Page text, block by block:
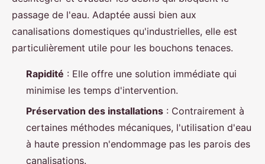
passage de l'eau. Adaptée aussi bien aux
canalisations domestiques qu'industrielles, elle est
particulièrement utile pour les bouchons tenaces.
Rapidité : Elle offre une solution immédiate qui
minimise les temps d'intervention.
Préservation des installations : Contrairement à
certaines méthodes mécaniques, l'utilisation d'eau
à haute pression n'endommage pas les parois des
canalisations.